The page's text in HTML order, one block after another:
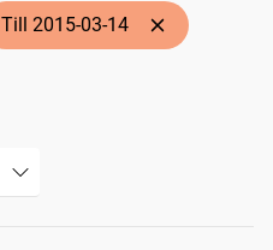
Till 2015-03-14